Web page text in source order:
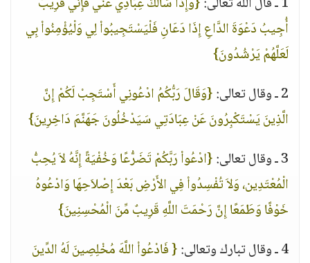
أُجِيبُ دَعْوَةَ الدَّاعِ إِذَا دَعَانِ فَلْيَسْتَجِيبُواْ لِي وَلْيُؤْمِنُواْ بِي
لَعَلَّهُمْ يَرْشُدُونَ}
2 ـ وقال تعالى:
{وَقَالَ رَبُّكُمُ ادْعُونِي أَسْتَجِبْ لَكُمْ إِنَّ
الَّذِينَ يَسْتَكْبِرُونَ عَنْ عِبَادَتِي سَيَدْخُلُونَ جَهَنَّمَ دَاخِرِينَ}
3 ـ وقال تعالى:
{ادْعُواْ رَبَّكُمْ تَضَرُّعًا وَخُفْيَةً إِنَّهُ لاَ يُحِبُّ
الْمُعْتَدِين، وَلاَ تُفْسِدُواْ فِي الأَرْضِ بَعْدَ إِصْلاَحِهَا وَادْعُوهُ
خَوْفًا وَطَمَعًا إِنَّ رَحْمَتَ اللَّهِ قَرِيبٌ مِّنَ الْمُحْسِنِينَ}
4 ـ وقال تبارك وتعالى:
{ فَادْعُواْ اللَّهَ مُخْلِصِينَ لَهُ الدِّينَ